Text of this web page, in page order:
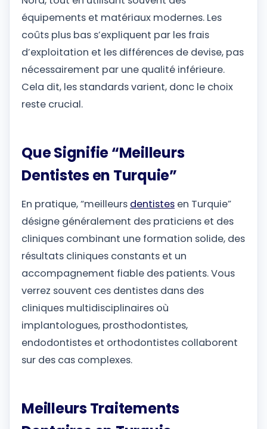
équipements et matériaux modernes. Les
coûts plus bas s’expliquent par les frais
d’exploitation et les différences de devise, pas
nécessairement par une qualité inférieure.
Cela dit, les standards varient, donc le choix
reste crucial.
Que Signifie “Meilleurs
Dentistes en Turquie”
En pratique, “meilleurs dentistes en Turquie”
désigne généralement des praticiens et des
cliniques combinant une formation solide, des
résultats cliniques constants et un
accompagnement fiable des patients. Vous
verrez souvent ces dentistes dans des
cliniques multidisciplinaires où
implantologues, prosthodontistes,
endodontistes et orthodontistes collaborent
sur des cas complexes.
Meilleurs Traitements